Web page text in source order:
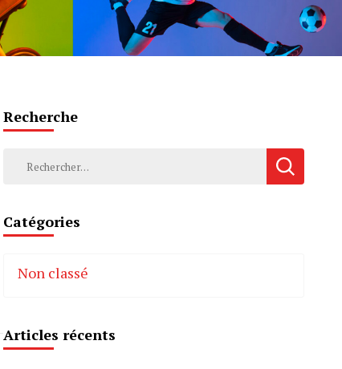
Recherche
Rechercher :
Catégories
Non classé
Articles récents